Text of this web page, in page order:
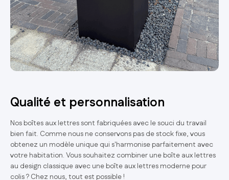
Qualité et personnalisation
Nos boîtes aux lettres sont fabriquées avec le souci du travail
bien fait. Comme nous ne conservons pas de stock fixe, vous
obtenez un modèle unique qui s'harmonise parfaitement avec
votre habitation. Vous souhaitez combiner une boîte aux lettres
au design classique avec une boîte aux lettres moderne pour
colis ? Chez nous, tout est possible !